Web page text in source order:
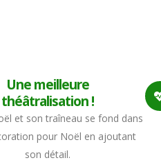
Une meilleure
théâtralisation !
et son traîneau se fond dans
pour Noël en ajoutant
son détail.